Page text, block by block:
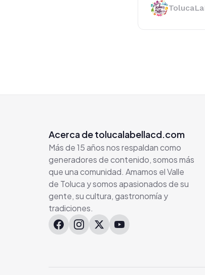
Acerca de tolucalabellacd.com
Más de 15 años nos respaldan como
generadores de contenido, somos más
que una comunidad. Amamos el Valle
de Toluca y somos apasionados de su
gente, su cultura, gastronomía y
tradiciones.